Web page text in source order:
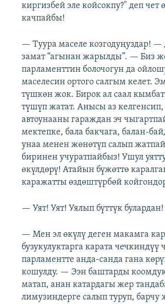
киргизбей эле койсокпу?" деп
качпайбы!
— Туура маселе козгодуңуздар! —
замат “агынан жарылды”. — Биз
парламенттин болочогун да
маселесин ортого салгым келет.
түшкөн жок. Бирок ал саал
түшүп жатат. Анысы аз
автоунааны гараждан эч
мектепке, бала бакчага, балан-
унаа менен жөнөтүп салып
биринен учуратпайбыз! Ушул
өкүлдөрү! Атайын бүжөттө
каражатты өздөштүрбөй
— Уят! Уят! Уялып бүттүк
— Мен эл өкүлү деген макамга
бузукулуктарга карата
парламентте анда-санда гана
кошулду. — Ээн баштарды
матап, анан катардагы жер
лимузиндерге салып туруп,